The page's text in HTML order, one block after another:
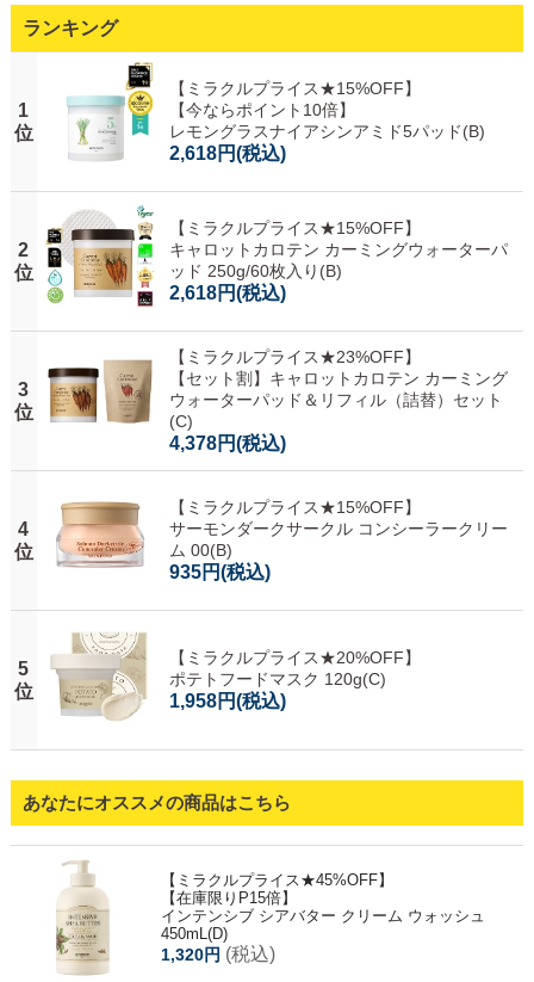
ランキング
1
位
【ミラクルプライス★15%OFF】
【今ならポイント10倍】
レモングラスナイアシンアミド5パッド(B)
2,618円(税込)
2
位
【ミラクルプライス★15%OFF】
キャロットカロテン カーミングウォーターパ
ッド 250g/60枚入り(B)
2,618円(税込)
3
位
【ミラクルプライス★23%OFF】
【セット割】キャロットカロテン カーミング
ウォーターパッド＆リフィル（詰替）セット
(C)
4,378円(税込)
4
位
【ミラクルプライス★15%OFF】
サーモンダークサークル コンシーラークリー
ム 00(B)
935円(税込)
5
位
【ミラクルプライス★20%OFF】
ポテトフードマスク 120g(C)
1,958円(税込)
あなたにオススメの商品はこちら
【ミラクルプライス★45%OFF】
【在庫限りP15倍】
インテンシブ シアバター クリーム ウォッシュ
450mL(D)
1,320円 (税込)